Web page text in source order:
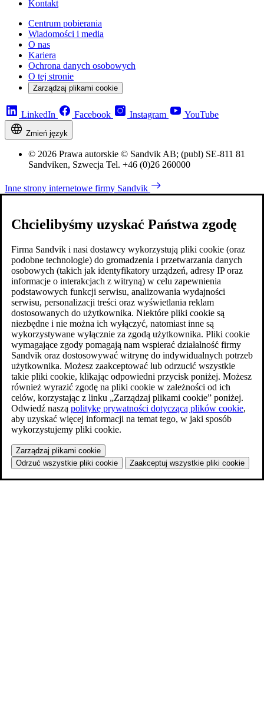
Kontakt
Centrum pobierania
Wiadomości i media
O nas
Kariera
Ochrona danych osobowych
O tej stronie
Zarządzaj plikami cookie
LinkedIn Facebook Instagram YouTube
Zmień język
© 2026 Prawa autorskie © Sandvik AB; (publ) SE-811 81
Sandviken, Szwecja Tel. +46 (0)26 260000
Inne strony internetowe firmy Sandvik
Chcielibyśmy uzyskać Państwa zgodę
Firma Sandvik i nasi dostawcy wykorzystują pliki cookie (oraz
podobne technologie) do gromadzenia i przetwarzania danych
osobowych (takich jak identyfikatory urządzeń, adresy IP oraz
informacje o interakcjach z witryną) w celu zapewnienia
podstawowych funkcji serwisu, analizowania wydajności
serwisu, personalizacji treści oraz wyświetlania reklam
dostosowanych do użytkownika. Niektóre pliki cookie są
niezbędne i nie można ich wyłączyć, natomiast inne są
wykorzystywane wyłącznie za zgodą użytkownika. Pliki cookie
wymagające zgody pomagają nam wspierać działalność firmy
Sandvik oraz dostosowywać witrynę do indywidualnych potrzeb
użytkownika. Możesz zaakceptować lub odrzucić wszystkie
takie pliki cookie, klikając odpowiedni przycisk poniżej. Możesz
również wyrazić zgodę na pliki cookie w zależności od ich
celów, korzystając z linku „Zarządzaj plikami cookie” poniżej.
Odwiedź naszą politykę prywatności dotyczącą plików cookie,
aby uzyskać więcej informacji na temat tego, w jaki sposób
wykorzystujemy pliki cookie.
Zarządzaj plikami cookie
Odrzuć wszystkie pliki cookie
Zaakceptuj wszystkie pliki cookie